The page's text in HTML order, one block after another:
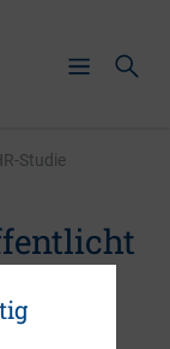
Studie